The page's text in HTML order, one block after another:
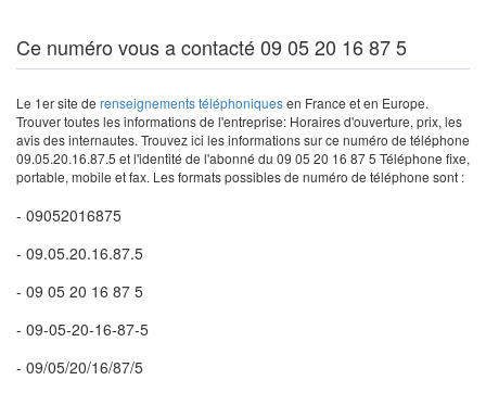
Ce numéro vous a contacté 09 05 20 16 87 5
Le 1er site de renseignements téléphoniquesen France et en Europe.
Trouver toutes les informations de l'entreprise: Horaires d'ouverture, prix, les
avis des internautes. Trouvez ici les informations sur ce numéro de téléphone
09.05.20.16.87.5 et l'identité de l'abonné du 09 05 20 16 87 5 Téléphone fixe,
portable, mobile et fax. Les formats possibles de numéro de téléphone sont :
- 09052016875
- 09.05.20.16.87.5
- 09 05 20 16 87 5
- 09-05-20-16-87-5
- 09/05/20/16/87/5